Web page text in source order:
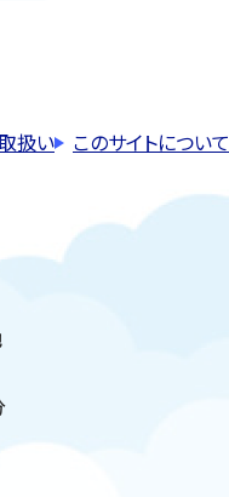
扱い このサイトについて